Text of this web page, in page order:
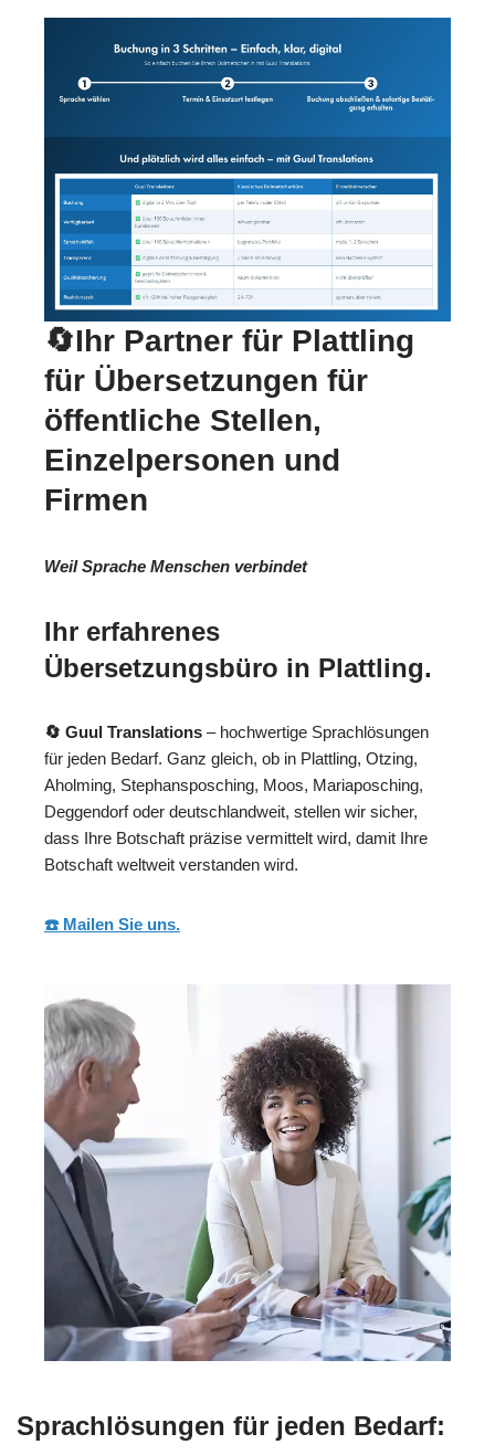
🔄Ihr Partner für Plattling
für Übersetzungen für
öffentliche Stellen,
Einzelpersonen und
Firmen
Weil Sprache Menschen verbindet
Ihr erfahrenes
Übersetzungsbüro in Plattling.
🔄 Guul Translations – hochwertige Sprachlösungen
für jeden Bedarf. Ganz gleich, ob in Plattling, Otzing,
Aholming, Stephansposching, Moos, Mariaposching,
Deggendorf oder deutschlandweit, stellen wir sicher,
dass Ihre Botschaft präzise vermittelt wird, damit Ihre
Botschaft weltweit verstanden wird.
☎️ Mailen Sie uns.
Sprachlösungen für jeden Bedarf: